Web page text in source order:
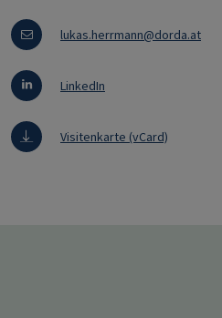
lukas.herrmann@dorda.at
LinkedIn
Visitenkarte (vCard)